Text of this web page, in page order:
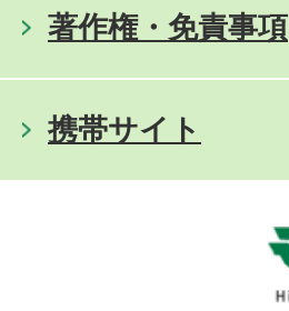
著作権・免責事項
携帯サイト